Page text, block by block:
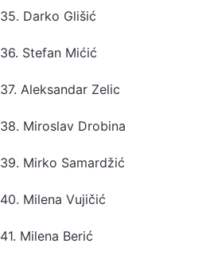
35. Darko Glišić
36. Stefan Mićić
37. Aleksandar Zelic
38. Miroslav Drobina
39. Mirko Samardžić
40. Milena Vujičić
41. Milena Berić